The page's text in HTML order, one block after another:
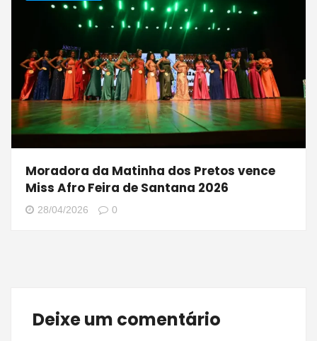
Moradora da Matinha dos Pretos vence
Miss Afro Feira de Santana 2026
28/04/2026 0
Deixe um comentário